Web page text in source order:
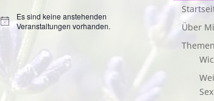
Hinweis
Es sind keine anstehenden
Veranstaltungen vorhanden.
Über
Themen